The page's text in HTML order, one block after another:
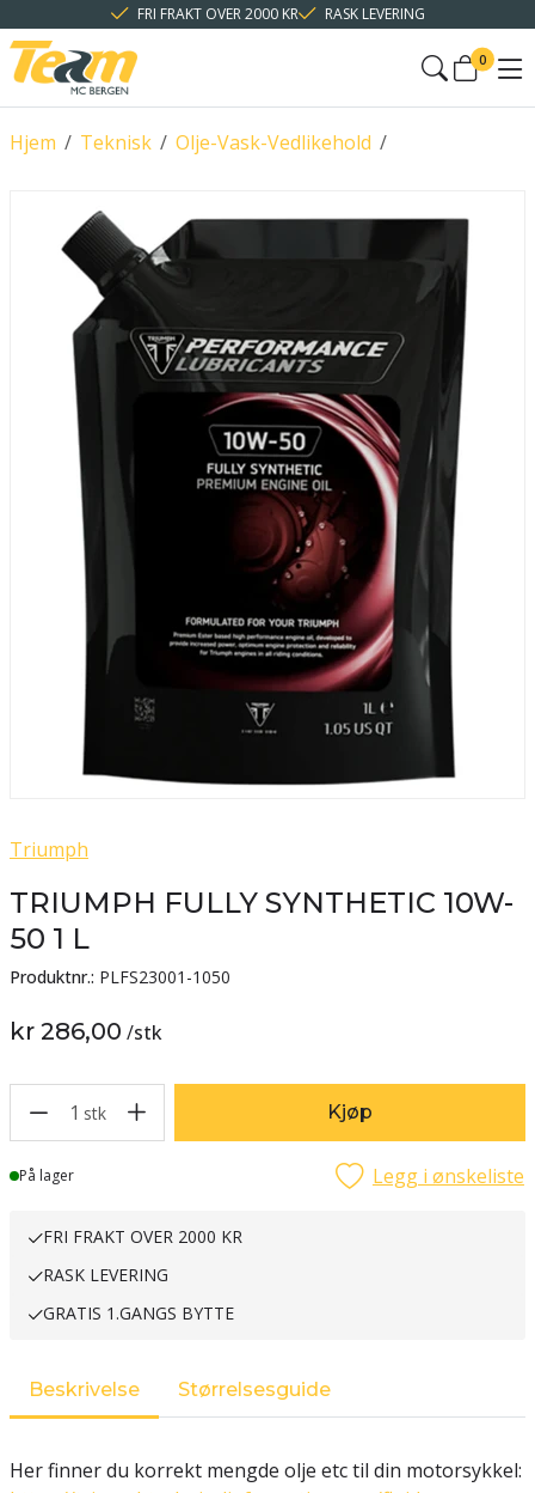
FRI FRAKT OVER 2000 KR RASK LEVERING
0
/
Hjem /
Teknisk /
Olje-Vask-Vedlikehold
Triumph
TRIUMPH FULLY SYNTHETIC 10W-
50 1 L
Produktnr.: PLFS23001-1050
kr 286,00 /stk
1 stk Kjøp
Lager
På lager Legg i ønskeliste
FRI FRAKT OVER 2000 KR
RASK LEVERING
GRATIS 1.GANGS BYTTE
Beskrivelse Størrelsesguide
Her finner du korrekt mengde olje etc til din motorsykkel: